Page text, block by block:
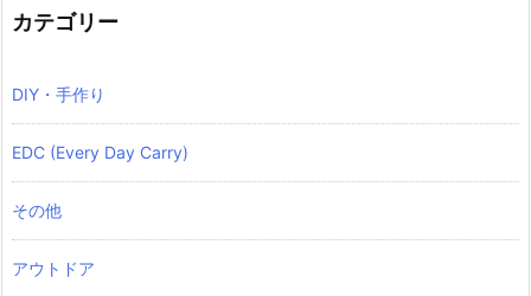
カテゴリー
DIY・手作り
EDC (Every Day Carry)
その他
アウトドア